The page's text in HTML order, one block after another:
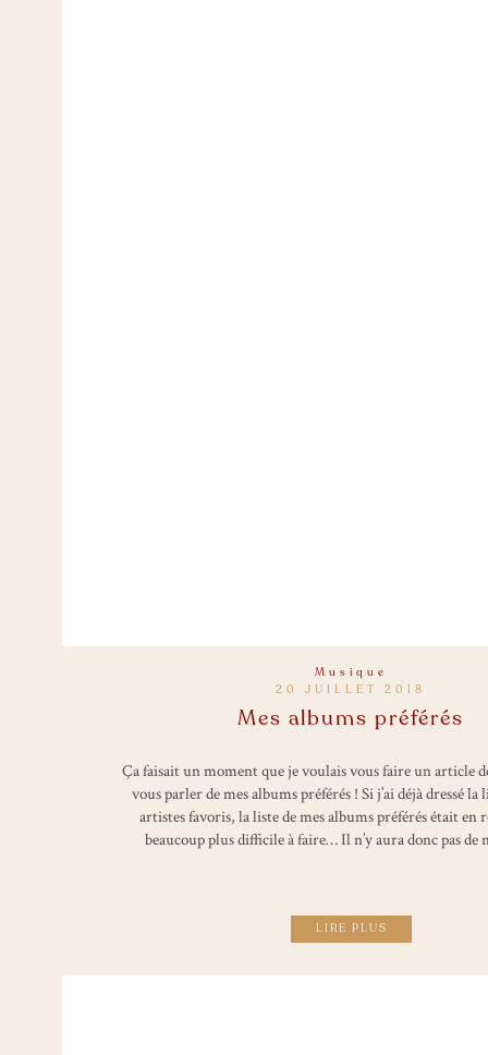
LIRE PLUS
Ça faisait un moment que je voulais vous faire un article
vous parler de mes albums préférés ! Si j’ai déjà dressé la
artistes favoris, la liste de mes albums préférés était en
beaucoup plus difficile à faire… Il n’y aura donc pas
20 JUILLET 2018
Mes albums préférés
Musique